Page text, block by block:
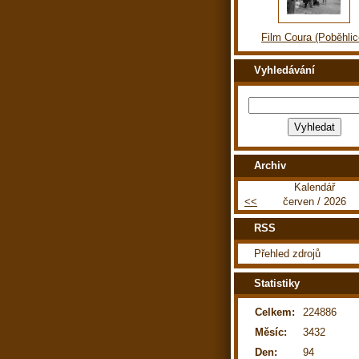
Film Coura
Vyhledávání
Archiv
Kalendář
<<
červen / 2026
RSS
Přehled zdrojů
Statistiky
Celkem:
224886
Měsíc:
3432
Den:
94